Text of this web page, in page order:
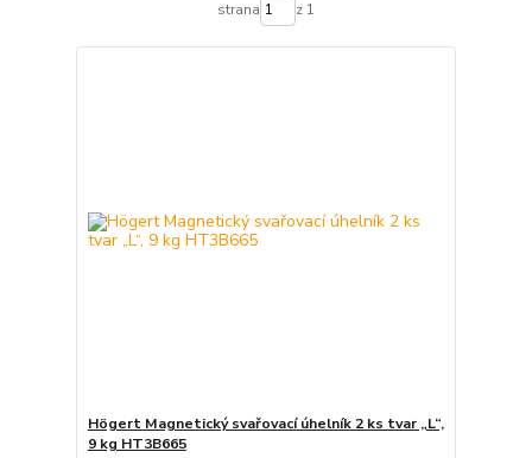
strana z 1
Högert Magnetický svařovací úhelník 2 ks tvar „L“,
9 kg HT3B665